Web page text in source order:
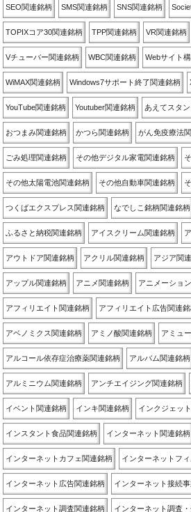
SEO関連銘柄 SMS関連銘柄 SNS関連銘柄
TOPIXコア30関連銘柄 TPP関連銘柄 VR関連銘柄
Vチューバー関連銘柄 WBC関連銘柄 Webサイト
WiMAX関連銘柄 Windows7サポート終了関連銘柄
YouTube関連銘柄 Youtuber関連銘柄 あえてスタ
おつまみ関連銘柄 かつら関連銘柄 がん免疫療法
ごみ処理関連銘柄 その他デジタル家電関連銘柄
その他太陽電池関連銘柄 その他自動車関連銘柄
つくばエクスプレス関連銘柄 なでしこ銘柄関連銘柄
ふるさと納税関連銘柄 アイスクリーム関連銘柄
アウトドア関連銘柄 アクリル関連銘柄 アジア関
アップル関連銘柄 アニメ関連銘柄 アニメーショ
アフィリエイト関連銘柄 アフィリエイト広告関連
アベノミクス関連銘柄 アミノ酸関連銘柄 アミュ
アルコール依存症治療薬関連銘柄 アルバム関連銘柄
アルミニウム関連銘柄 アンチエイジング関連銘柄
イベント関連銘柄 インキ関連銘柄 インクジェッ
インスタント食品関連銘柄 インターネット関連銘柄
インターネットカフェ関連銘柄 インターネットフ
インターネット広告関連銘柄 インターネット接続
インターネット調査関連銘柄 インターネット調査